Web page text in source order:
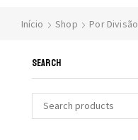
Início Shop Por Divisão
SEARCH
Search